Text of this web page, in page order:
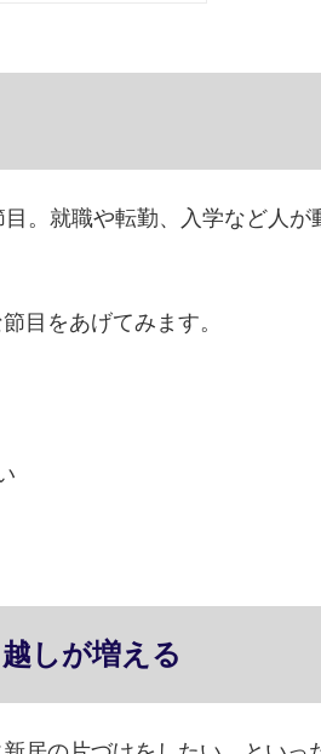
。就職や転勤、入学など人が
目をあげてみます。
しが増える